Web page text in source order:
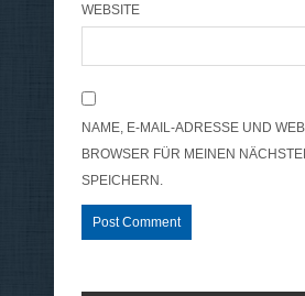
WEBSITE
NAME, E-MAIL-ADRESSE UND
BROWSER FÜR MEINEN
SPEICHERN.